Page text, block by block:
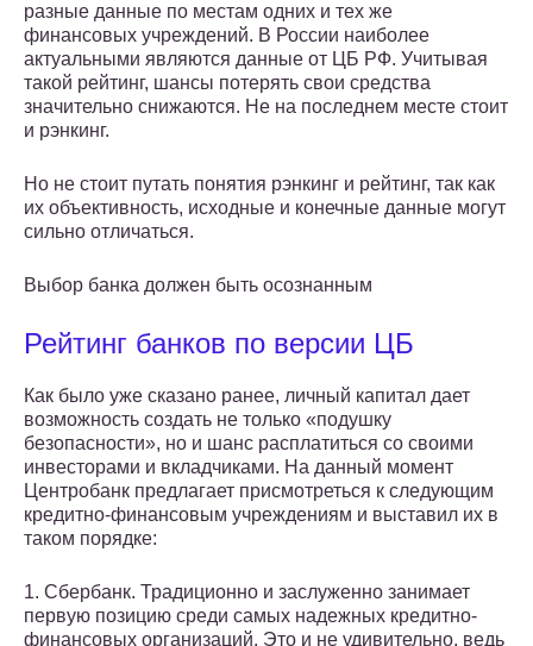
разные данные по местам одних и тех же
финансовых учреждений. В России наиболее
актуальными являются данные от ЦБ РФ. Учитывая
такой рейтинг, шансы потерять свои средства
значительно снижаются. Не на последнем месте стоит
и рэнкинг.
Но не стоит путать понятия рэнкинг и рейтинг, так как
их объективность, исходные и конечные данные могут
сильно отличаться.
Выбор банка должен быть осознанным
Рейтинг банков по версии ЦБ
Как было уже сказано ранее, личный капитал дает
возможность создать не только «подушку
безопасности», но и шанс расплатиться со своими
инвесторами и вкладчиками. На данный момент
Центробанк предлагает присмотреться к следующим
кредитно-финансовым учреждениям и выставил их в
таком порядке:
1. Сбербанк. Традиционно и заслуженно занимает
первую позицию среди самых надежных кредитно-
финансовых организаций. Это и не удивительно, ведь